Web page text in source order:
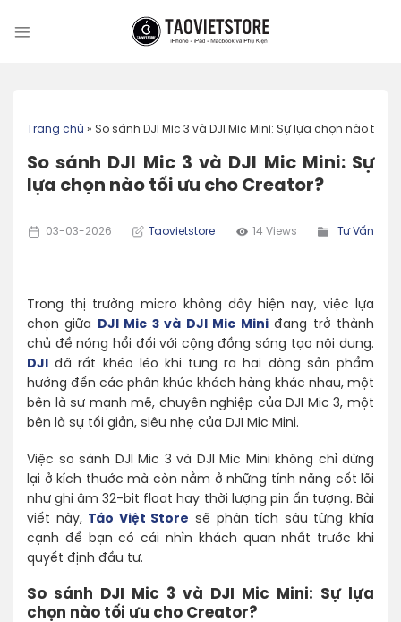
Trang chủ » So sánh DJI Mic 3 và DJI Mic Mini: Sự lựa chọn nào tối
So sánh DJI Mic 3 và DJI Mic Mini: Sự
lựa chọn nào tối ưu cho Creator?
03-03-2026 Taovietstore 14 Views Tư Vấn
Trong thị trường micro không dây hiện nay, việc lựa
chọn giữa DJI Mic 3 và DJI Mic Miniđang trở thành
chủ đề nóng hổi đối với cộng đồng sáng tạo nội dung.
DJI đã rất khéo léo khi tung ra hai dòng sản phẩm
hướng đến các phân khúc khách hàng khác nhau, một
bên là sự mạnh mẽ, chuyên nghiệp của DJI Mic 3, một
bên là sự tối giản, siêu nhẹ của DJI Mic Mini.
Việc so sánh DJI Mic 3 và DJI Mic Mini không chỉ dừng
lại ở kích thước mà còn nằm ở những tính năng cốt lõi
như ghi âm 32-bit float hay thời lượng pin ấn tượng. Bài
viết này, Táo Việt Store sẽ phân tích sâu từng khía
cạnh để bạn có cái nhìn khách quan nhất trước khi
quyết định đầu tư.
So sánh DJI Mic 3 và DJI Mic Mini: Sự lựa
chọn nào tối ưu cho Creator?